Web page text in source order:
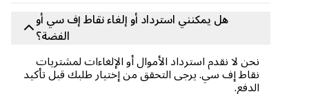
هل يمكنني استرداد أو إلغاء نقاط إف سي أو
الفضة؟
نحن لا نقدم استرداد الأموال أو الإلغاءات لمشتريات
نقاط إف سي. يرجى التحقق من إختيار طلبك قبل تأكيد